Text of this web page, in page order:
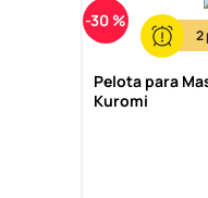
-30 %
2
Pelota para
Kuromi